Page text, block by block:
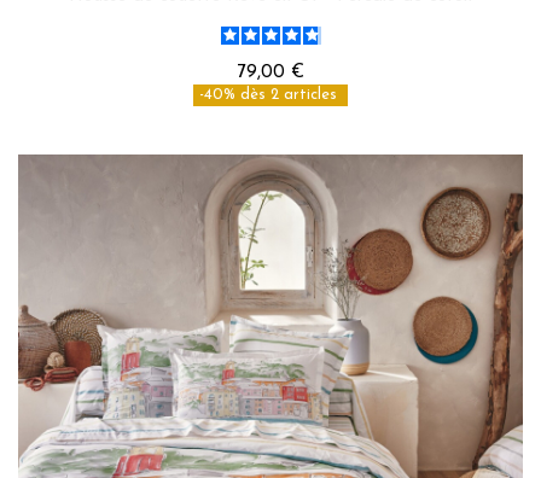
79,00 €
-40% dès 2 articles